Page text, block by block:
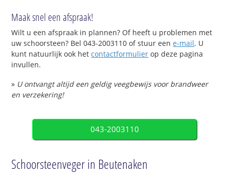
Maak snel een afspraak!
Wilt u een afspraak in plannen? Of heeft u problemen met
uw schoorsteen? Bel 043-2003110 of stuur eene-mail. U
kunt natuurlijk ook hetcontactformulier op deze pagina
invullen.
» U ontvangt altijd een geldig veegbewijs voor brandweer
en verzekering!
043-2003110
Schoorsteenveger in Beutenaken